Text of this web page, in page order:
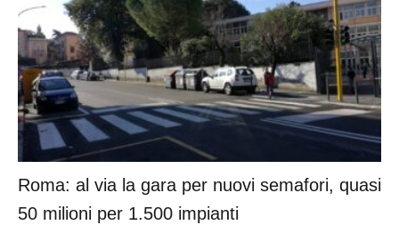
Roma: al via la gara per nuovi semafori, quasi
50 milioni per 1.500 impianti